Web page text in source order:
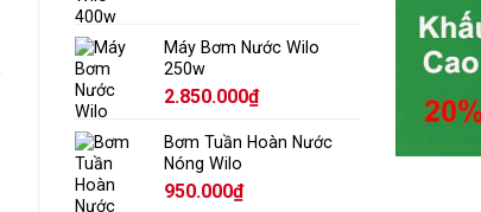
Máy Bơm Nước Wilo
250w
2.850.000₫
Bơm Tuần Hoàn Nước
Nóng Wilo
950.000₫